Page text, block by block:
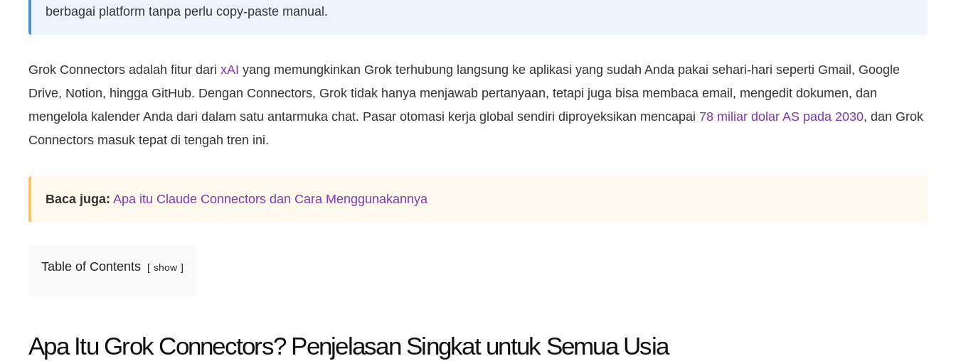
berbagai platform tanpa perlu copy-paste manual.
Grok Connectors adalah fitur dari xAI yang memungkinkan Grok terhubung langsung ke aplikasi yang sudah Anda pakai sehari-hari seperti Gmail, Google
Drive, Notion, hingga GitHub. Dengan Connectors, Grok tidak hanya menjawab pertanyaan, tetapi juga bisa membaca email, mengedit dokumen, dan
mengelola kalender Anda dari dalam satu antarmuka chat. Pasar otomasi kerja global sendiri diproyeksikan mencapai 78 miliar dolar AS pada 2030, dan Grok
Connectors masuk tepat di tengah tren ini.
Baca juga: Apa itu Claude Connectors dan Cara Menggunakannya
Table of Contents show
Apa Itu Grok Connectors? Penjelasan Singkat untuk Semua Usia